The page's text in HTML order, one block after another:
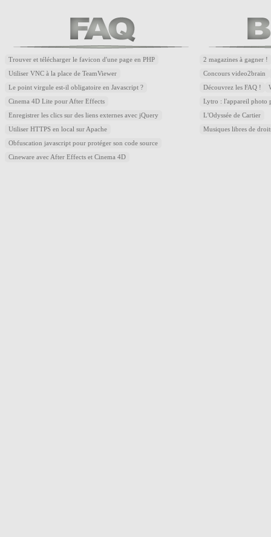
Trouver et télécharger le favicon d'une page en PHP
Utiliser VNC à la place de TeamViewer
Le point virgule est-il obligatoire en Javascript ?
Cinema 4D Lite pour After Effects
Enregistrer les clics sur des liens externes avec jQuery
Utiliser HTTPS en local sur Apache
Obfuscation javascript pour protéger son code source
Cineware avec After Effects et Cinema 4D
2 magazines à gagner !
Concours video2brain
Découvrez les FAQ !
Lytro : l'appareil photo
L'Odyssée de Cartier
Musiques libres de